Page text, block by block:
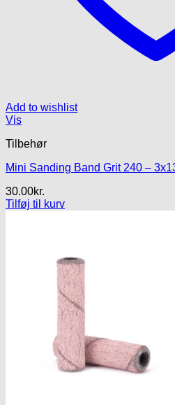
Add to wishlist
Vis
Tilbehør
Mini Sanding Band Grit 240 –
30.00kr.
Tilføj til kurv